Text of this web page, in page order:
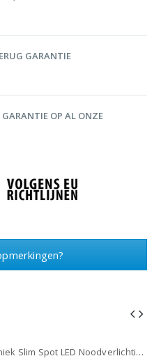
GARANTIE
OP AL ONZE
3-Fase Anti-Paniek Slim Spot LED Noodverlichting 3W - Zwart